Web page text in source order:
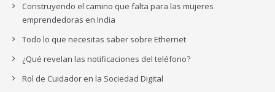
Construyendo el camino que falta para las mujeres
emprendedoras en India
Todo lo que necesitas saber sobre Ethernet
¿Qué revelan las notificaciones del teléfono?
Rol de Cuidador en la Sociedad Digital